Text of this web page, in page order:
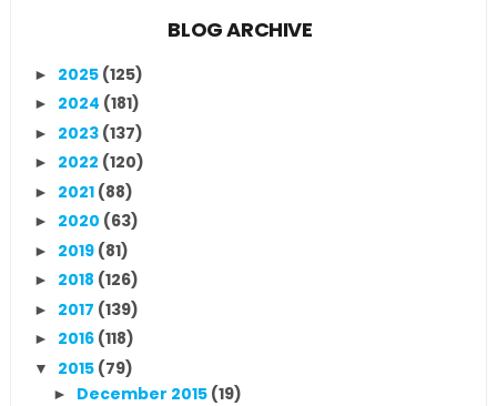
BLOG ARCHIVE
► 2025 (125)
► 2024 (181)
► 2023 (137)
► 2022 (120)
► 2021 (88)
► 2020 (63)
► 2019 (81)
► 2018 (126)
► 2017 (139)
► 2016 (118)
▼ 2015 (79)
► December 2015 (19)